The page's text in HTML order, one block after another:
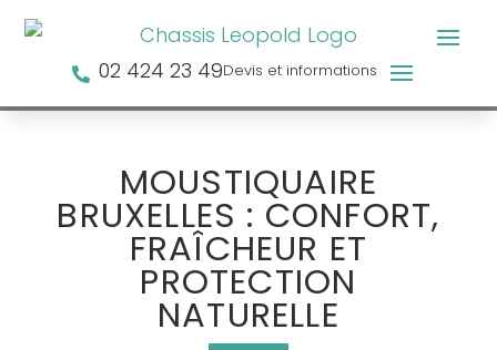
 02 424 23 49Devis et informations
MOUSTIQUAIRE
BRUXELLES : CONFORT,
FRAÎCHEUR ET
PROTECTION
NATURELLE